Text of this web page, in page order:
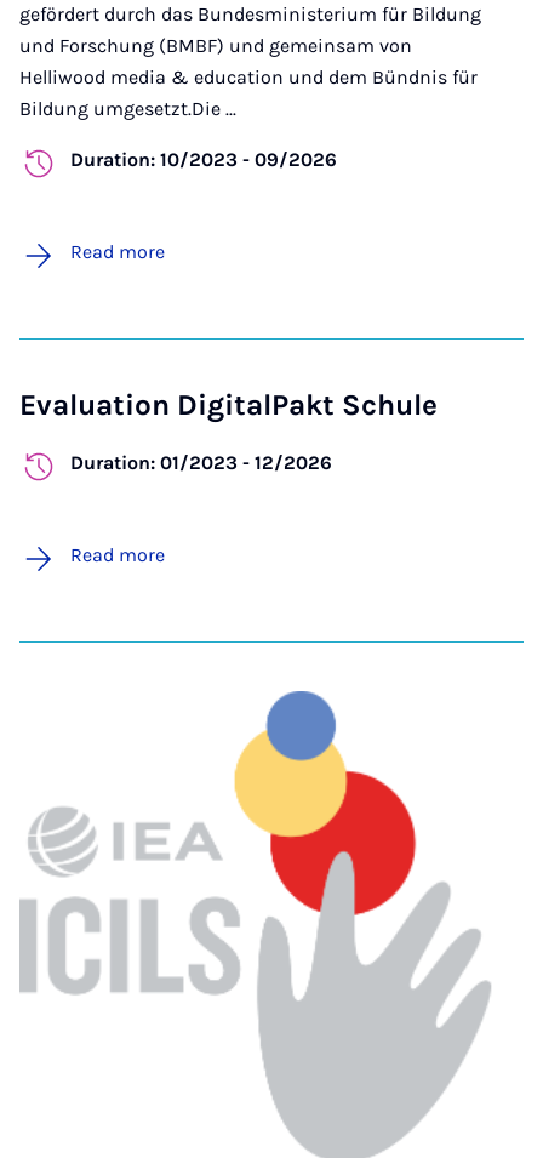
gefördert durch das Bundesministerium für Bildung
und Forschung (BMBF) und gemeinsam von
Helliwood media & education und dem Bündnis für
Bildung umgesetzt.Die ...
Duration: 10/2023 - 09/2026
Read more
Evaluation DigitalPakt Schule
Duration: 01/2023 - 12/2026
Read more